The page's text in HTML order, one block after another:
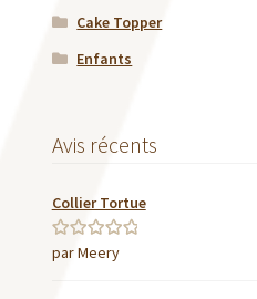
Cake Topper
Enfants
Avis récents
Collier Tortue
Note5sur 5
par Meery